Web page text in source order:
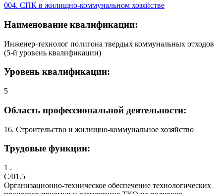
004. СПК в жилищно-коммунальном хозяйстве
Наименование квалификации:
Инженер-технолог полигона твердых коммунальных отходов
(5-й уровень квалификации)
Уровень квалификации:
5
Область профессиональной деятельности:
16. Строительство и жилищно-коммунальное хозяйство
Трудовые функции:
1 .
C/01.5
Организационно-техническое обеспечение технологических